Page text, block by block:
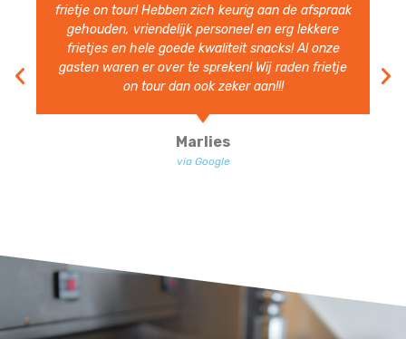
Volgend jaar nodigen we ze zeer zeker weer uit.
Ben Heesakkers
via Google